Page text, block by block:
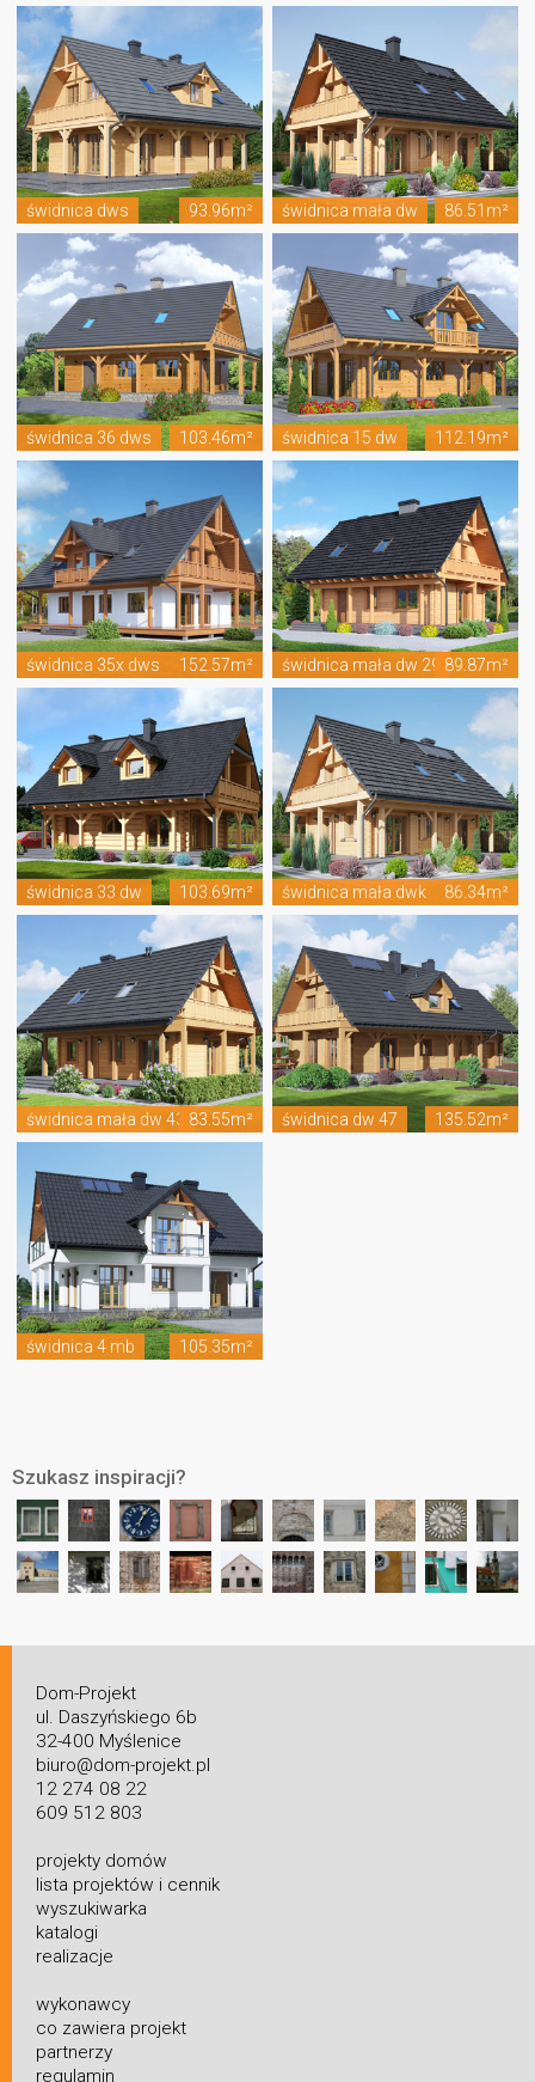
świdnica dws 93.96m² świdnica mała dw 86.51m²
świdnica 36 dws 103.46m² świdnica 15 dw 112.19m²
świdnica 35x dws 152.57m² świdnica mała dw 29 89.87m²
świdnica 33 dw 103.69m² świdnica mała dwk 86.34m²
świdnica mała dw 43 83.55m² świdnica dw 47 135.52m²
świdnica 4 mb 105.35m²
Szukasz inspiracji?
Dom-Projekt
ul. Daszyńskiego 6b
32-400 Myślenice
biuro@dom-projekt.pl
12 274 08 22
609 512 803
projekty domów
lista projektów i cennik
wyszukiwarka
katalogi
realizacje
wykonawcy
co zawiera projekt
partnerzy
regulamin